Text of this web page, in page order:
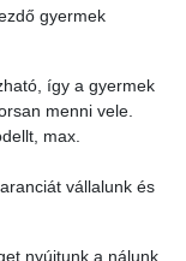
gyermek
így a gyermek
menni vele.
max.
vállalunk és
nyújtunk a nálunk